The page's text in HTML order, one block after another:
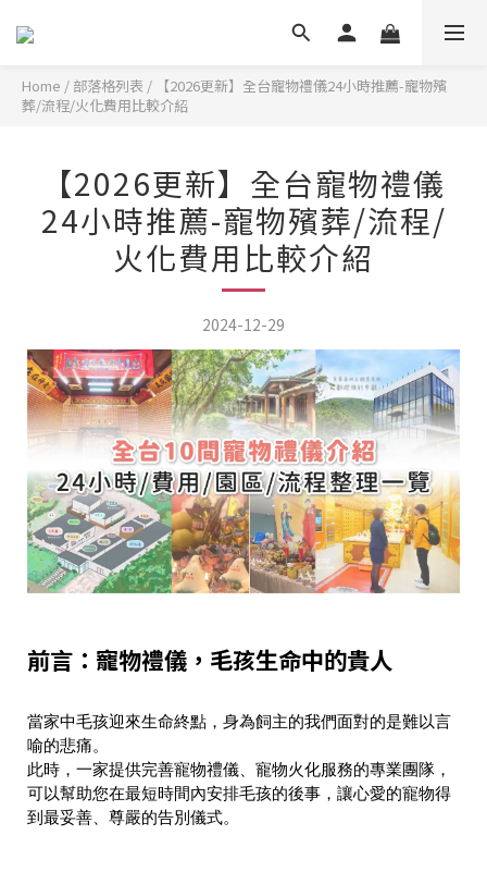
Home / 部落格列表 /
【2026更新】全台寵物禮儀24小時推薦-寵物殯
葬/流程/火化費用比較介紹
【2026更新】全台寵物禮儀
24小時推薦-寵物殯葬/流程/
火化費用比較介紹
2024-12-29
前言：寵物禮儀，毛孩生命中的貴人
當家中毛孩迎來生命終點，身為飼主的我們面對的是難以言
喻的悲痛。
此時，一家提供完善寵物禮儀、寵物火化服務的專業團隊，
可以幫助您在最短時間內安排毛孩的後事，讓心愛的寵物得
到最妥善、尊嚴的告別儀式。